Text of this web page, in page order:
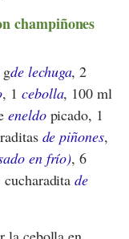
champiñones
de lechuga, 2
, 1 cebolla, 100 ml
eneldopicado, 1
de piñones,
en frío), 6
cucharaditade